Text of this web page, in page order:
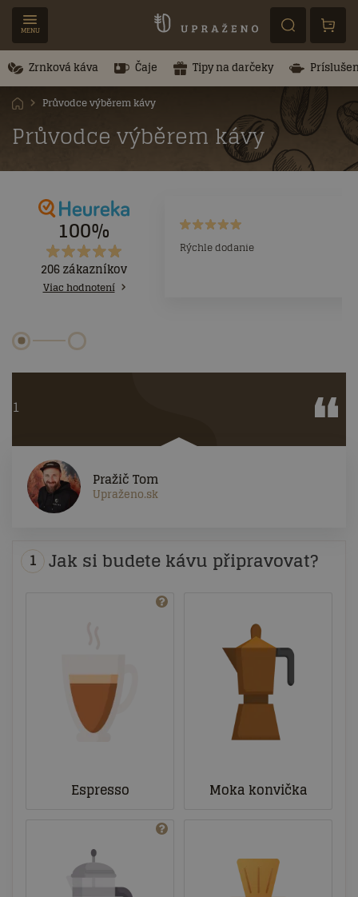
MENU
Zrnková káva Čaje Tipy na darčeky
Průvodce výběrem kávy
Průvodce výběrem kávy
100%
206 zákazníkov
Viac hodnotení
Rýchle dodanie
1
Pražič Tom
Upraženo.sk
1 Jak si budete kávu připravovat?
Espresso Moka konvička